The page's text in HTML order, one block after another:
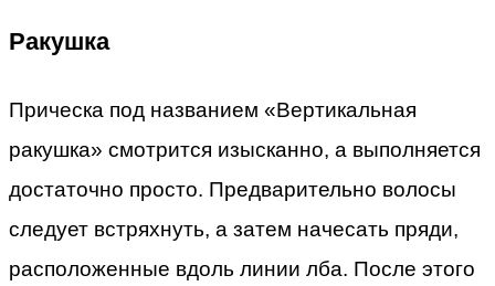
Ракушка
Прическа под названием «Вертикальная
ракушка» смотрится изысканно, а выполняется
достаточно просто. Предварительно волосы
следует встряхнуть, а затем начесать пряди,
расположенные вдоль линии лба. После этого